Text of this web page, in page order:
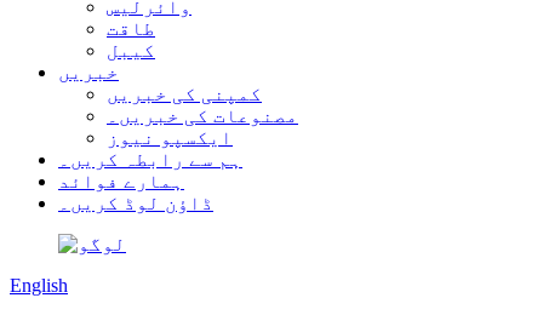
وائرلیس
طاقت
کیبل
خبریں
کمپنی کی خبریں
مصنوعات کی خبریں۔
ایکسپو نیوز
ہم سے رابطہ کریں۔
ہمارے فوائد
ڈاؤن لوڈ کریں۔
English